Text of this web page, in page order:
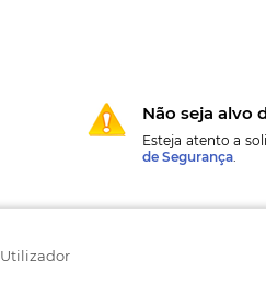
Não seja alvo
Esteja atento a
de Segurança.
Utilizador